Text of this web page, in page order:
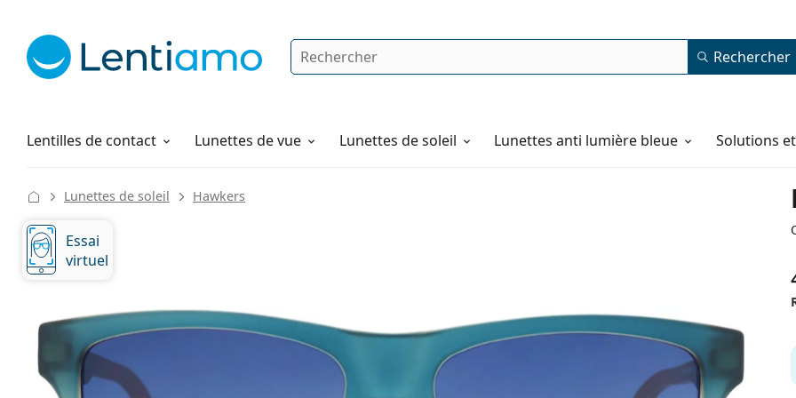
Rechercher Rechercher
Lentilles de contact
Produits d'entretien Lunettes de vue Lunettes de soleil Lunettes anti lumière bleue Solutions
Comment commander
Lunettes de soleil Hawkers
Essai
virtuel